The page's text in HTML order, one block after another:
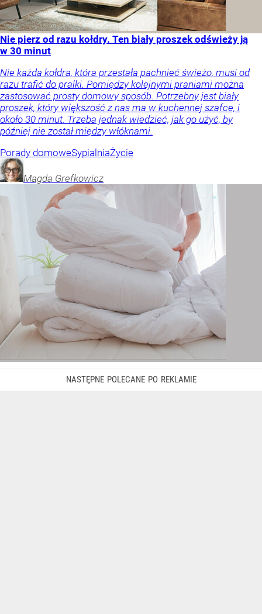
Nie pierz od razu kołdry. Ten biały proszek odświeży ją
w 30 minut
Nie każda kołdra, która przestała pachnieć świeżo, musi od
razu trafić do pralki. Pomiędzy kolejnymi praniami można
zastosować prosty domowy sposób. Potrzebny jest biały
proszek, który większość z nas ma w kuchennej szafce, i
około 30 minut. Trzeba jednak wiedzieć, jak go użyć, by
później nie został między włóknami.
Porady domoweSypialniaŻycie
Magda Grefkowicz